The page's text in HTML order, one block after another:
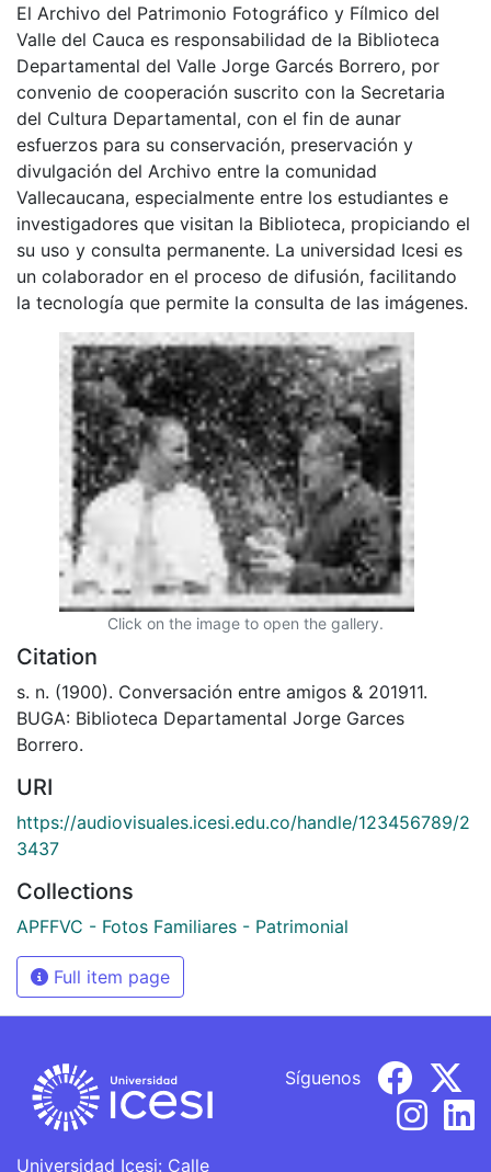
El Archivo del Patrimonio Fotográfico y Fílmico del
Valle del Cauca es responsabilidad de la Biblioteca
Departamental del Valle Jorge Garcés Borrero, por
convenio de cooperación suscrito con la Secretaria
del Cultura Departamental, con el fin de aunar
esfuerzos para su conservación, preservación y
divulgación del Archivo entre la comunidad
Vallecaucana, especialmente entre los estudiantes e
investigadores que visitan la Biblioteca, propiciando el
su uso y consulta permanente. La universidad Icesi es
un colaborador en el proceso de difusión, facilitando
la tecnología que permite la consulta de las imágenes.
Click on the image to open the gallery.
Citation
s. n. (1900). Conversación entre amigos & 201911.
BUGA: Biblioteca Departamental Jorge Garces
Borrero.
URI
https://audiovisuales.icesi.edu.co/handle/123456789/2
3437
Collections
APFFVC - Fotos Familiares - Patrimonial
Full item page
Universidad Icesi: Calle
Síguenos